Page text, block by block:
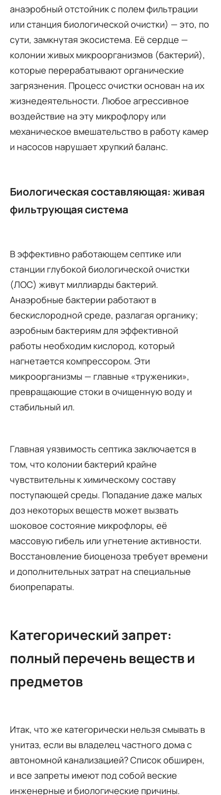
анаэробный отстойник с полем фильтрации
или станция биологической очистки) — это, по
сути, замкнутая экосистема. Её сердце —
колонии живых микроорганизмов (бактерий),
которые перерабатывают органические
загрязнения. Процесс очистки основан на их
жизнедеятельности. Любое агрессивное
воздействие на эту микрофлору или
механическое вмешательство в работу камер
и насосов нарушает хрупкий баланс.
Биологическая составляющая: живая
фильтрующая система
В эффективно работающем септике или
станции глубокой биологической очистки
(ЛОС) живут миллиарды бактерий.
Анаэробные бактерии работают в
бескислородной среде, разлагая органику;
аэробным бактериям для эффективной
работы необходим кислород, который
нагнетается компрессором. Эти
микроорганизмы — главные «труженики»,
превращающие стоки в очищенную воду и
стабильный ил.
Главная уязвимость септика заключается в
том, что колонии бактерий крайне
чувствительны к химическому составу
поступающей среды. Попадание даже малых
доз некоторых веществ может вызвать
шоковое состояние микрофлоры, её
массовую гибель или угнетение активности.
Восстановление биоценоза требует времени
и дополнительных затрат на специальные
биопрепараты.
Категорический запрет:
полный перечень веществ и
предметов
Итак, что же категорически нельзя смывать в
унитаз, если вы владелец частного дома с
автономной канализацией? Список обширен,
и все запреты имеют под собой веские
инженерные и биологические причины.